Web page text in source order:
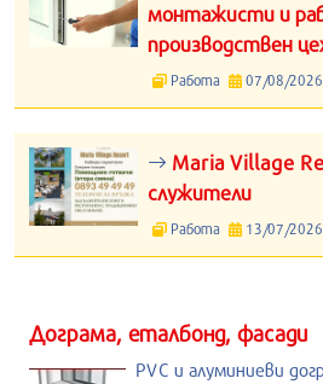
монтажисти и
производствен
Работа 07/08/2026
Maria Village
служители
Работа 13/07/2026
Дограма, еталбонд, фасади
PVC и алуминиеви